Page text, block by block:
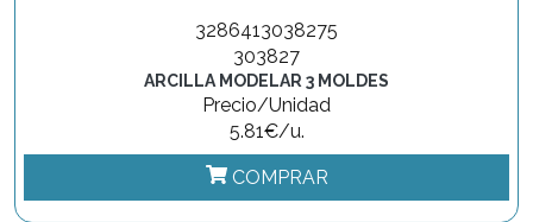
3286413038275
303827
ARCILLA MODELAR 3 MOLDES
Precio/Unidad
5.81€/u.
COMPRAR